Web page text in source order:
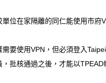
位在家隔離的同仁能使用市
要使用VPN，但必須登入
批核通過之後，才能以TPEAD